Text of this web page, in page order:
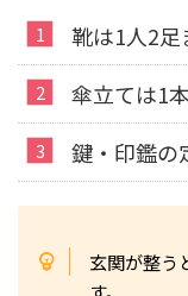
靴は1人2足
傘立ては1
鍵・印鑑の
玄関が整う